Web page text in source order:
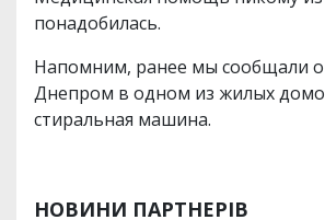
понадобилась.
Напомним, ранее мы сообщали
Днепром в одном из жилых
стиральная машина.